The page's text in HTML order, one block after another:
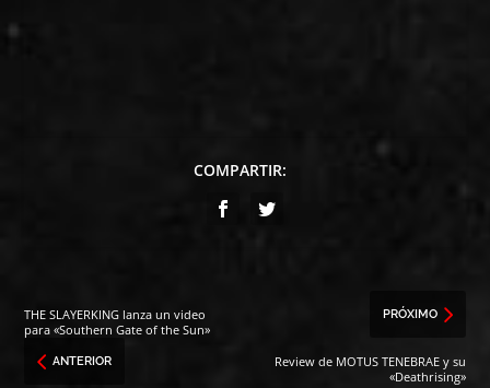
COMPARTIR:
THE SLAYERKING lanza un video
para «Southern Gate of the Sun»
ANTERIOR
PRÓXIMO
Review de MOTUS TENEBRAE y su
«Deathrising»